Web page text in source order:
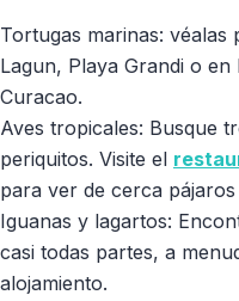
Tortugas marinas:
Lagun, Playa Grandi o
Curacao.
Aves tropicales: Busque
periquitos. Visite el
para ver de cerca
Iguanas y lagartos:
casi todas partes, a
alojamiento.